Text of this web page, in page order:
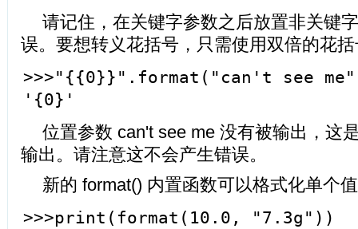
请记住，在关键字参数之后放置非关键
误。要想转义花括号，只需使用双倍的花
>>>"{{0}}".format("can't see
'{0}'
位置参数 can't see me 没有被输出，这
输出。请注意这不会产生错误。
新的 format() 内置函数可以格式化单个
>>>print(format(10.0, "7.3g"))